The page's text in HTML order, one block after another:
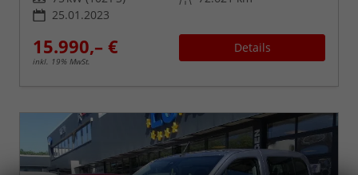
25.01.2023
15.990,– €
inkl. 19% MwSt.
Details